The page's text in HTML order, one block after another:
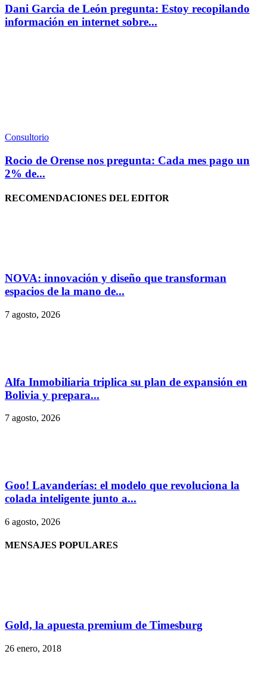
Dani Garcia de León pregunta: Estoy recopilando
información en internet sobre...
Consultorio
Rocio de Orense nos pregunta: Cada mes pago un
2% de...
RECOMENDACIONES DEL EDITOR
NOVA: innovación y diseño que transforman
espacios de la mano de...
7 agosto, 2026
Alfa Inmobiliaria triplica su plan de expansión en
Bolivia y prepara...
7 agosto, 2026
Goo! Lavanderías: el modelo que revoluciona la
colada inteligente junto a...
6 agosto, 2026
MENSAJES POPULARES
Gold, la apuesta premium de Timesburg
26 enero, 2018